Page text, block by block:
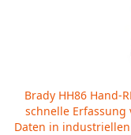
Brady HH86 Hand-
schnelle Erfassung
Daten in